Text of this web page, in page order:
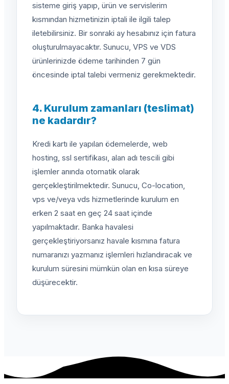
sisteme giriş yapıp, ürün ve servislerim
kısmından hizmetinizin iptali ile ilgili talep
iletebilirsiniz. Bir sonraki ay hesabınız için fatura
oluşturulmayacaktır. Sunucu, VPS ve VDS
ürünlerinizde ödeme tarihinden 7 gün
öncesinde iptal talebi vermeniz gerekmektedir.
4. Kurulum zamanları (teslimat)
ne kadardır?
Kredi kartı ile yapılan ödemelerde, web
hosting, ssl sertifikası, alan adı tescili gibi
işlemler anında otomatik olarak
gerçekleştirilmektedir. Sunucu, Co-location,
vps ve/veya vds hizmetlerinde kurulum en
erken 2 saat en geç 24 saat içinde
yapılmaktadır. Banka havalesi
gerçekleştiriyorsanız havale kısmına fatura
numaranızı yazmanız işlemleri hızlandıracak ve
kurulum süresini mümkün olan en kısa süreye
düşürecektir.